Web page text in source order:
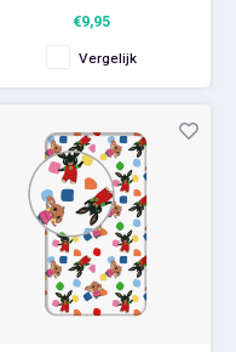
Inhoud: 2 x 60 stukjes. Afmeting
puzzels: 27 x 19 cm.
Leeftijdsadvies: 4+.
€9,95
Vergelijk